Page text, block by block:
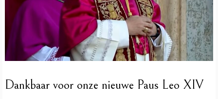
Dankbaar voor onze nieuwe Paus Leo XIV